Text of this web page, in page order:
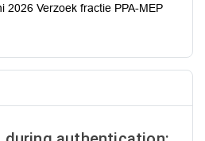
2026 Verzoek fractie PPA-MEP